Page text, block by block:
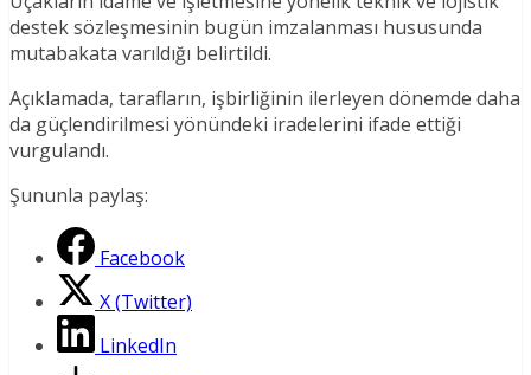
destek sözleşmesinin bugün imzalanması hususunda
mutabakata varıldığı belirtildi.
Açıklamada, tarafların, işbirliğinin ilerleyen dönemde daha
da güçlendirilmesi yönündeki iradelerini ifade ettiği
vurgulandı.
Şununla paylaş:
Facebook
X (Twitter)
LinkedIn